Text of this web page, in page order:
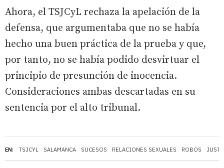
EN: TSJCYL SALAMANCA SUCESOS RELACIONES SEXUALES ROBOS
Ahora, el TSJCyL rechaza la apelación de la
defensa, que argumentaba que no se había
hecho una buen práctica de la prueba y que,
por tanto, no se había podido desvirtuar el
principio de presunción de inocencia.
Consideraciones ambas descartadas en su
sentencia por el alto tribunal.